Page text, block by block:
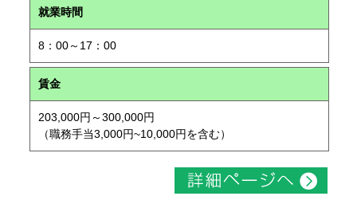
就業時間
8：00～17：00
賃金
203,000円～300,000円
（職務手当3,000円~10,000円を含む）